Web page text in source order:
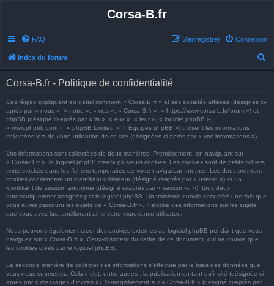
Corsa-B.fr
FAQ Connexion
S’enregistrer
Index du forum
Corsa-B.fr - Politique de confidentialité
Ces règles expliquent en détail comment « Corsa-B.fr » et ses sociétés affiliées (désignés ci-
après par « nous », « notre », « nos », « Corsa-B.fr », « https://www.corsa-b.fr/forum ») et
phpBB (désigné ci-après par « ils », « eux », « leur », « logiciel phpBB »,
« www.phpbb.com », « phpBB Limited », « Équipes phpBB ») utilisent les informations
collectées lors de votre utilisation de ce site (désignées ci-après par « vos informations »).
Vos informations sont collectées de deux manières. Premièrement, en naviguant sur
« Corsa-B.fr », le logiciel phpBB créera plusieurs cookies. Les cookies sont de petits fichiers
texte stockés dans les fichiers temporaires de votre navigateur Internet. Les deux premiers
cookies contiennent un identifiant utilisateur (désigné ci-après par « user-id ») et un
identifiant de session anonyme (désigné ci-après par « session-id »), tous deux
automatiquement assignés par le logiciel phpBB. Un troisième cookie sera créé une fois que
vous aurez parcouru les sujets de « Corsa-B.fr ». Il stocke des informations sur les sujets
que vous avez lus, améliorant ainsi votre expérience utilisateur.
Nous pouvons également créer des cookies externes au logiciel phpBB pendant que vous
naviguez sur « Corsa-B.fr ». Ceux-ci sortent du cadre de ce document, qui ne couvre que
les cookies créés par le logiciel phpBB.
La seconde manière de collecter des informations s’effectue par le biais des données que
vous nous soumettez. Cela inclut, entre autres : la publication en tant qu’invité (désignée ci-
après par « messages d’invités »), l’enregistrement sur « Corsa-B.fr » (désigné ci-après par